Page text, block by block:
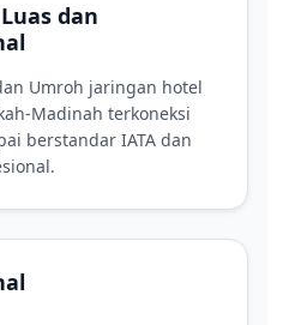
dan
Umroh jaringan hotel
Madinah terkoneksi
berstandar IATA dan